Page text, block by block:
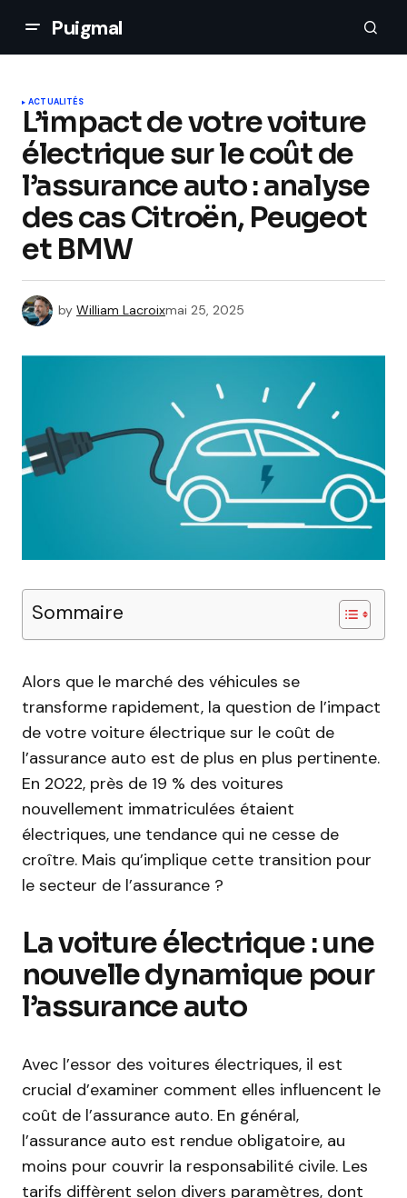
Puigmal
ACTUALITÉS
L’impact de votre voiture
électrique sur le coût de
l’assurance auto : analyse
des cas Citroën, Peugeot
et BMW
by William Lacroixmai 25, 2025
Sommaire
Alors que le marché des véhicules se
transforme rapidement, la question de l’impact
de votre voiture électrique sur le coût de
l’assurance auto est de plus en plus pertinente.
En 2022, près de 19 % des voitures
nouvellement immatriculées étaient
électriques, une tendance qui ne cesse de
croître. Mais qu’implique cette transition pour
le secteur de l’assurance ?
La voiture électrique : une
nouvelle dynamique pour
l’assurance auto
Avec l’essor des voitures électriques, il est
crucial d’examiner comment elles influencent le
coût de l’assurance auto. En général,
l’assurance auto est rendue obligatoire, au
moins pour couvrir la responsabilité civile. Les
tarifs diffèrent selon divers paramètres, dont